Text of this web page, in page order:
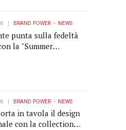
BRAND POWER NEWS
punta sulla fedeltà
la "Summer
BRAND POWER NEWS
in tavola il design
con la collection